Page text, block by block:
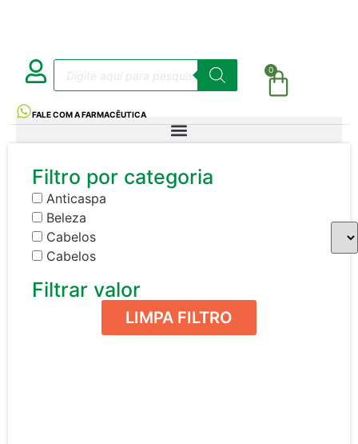
0
FALE COM A FARMACÊUTICA
Filtro por categoria
Anticaspa
Beleza
Cabelos
Cabelos
Filtrar valor
LIMPA FILTRO